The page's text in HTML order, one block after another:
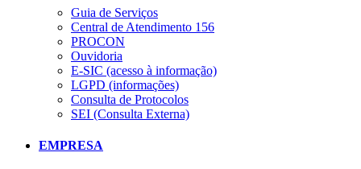
Guia de Serviços
Central de Atendimento 156
PROCON
Ouvidoria
E-SIC (acesso à informação)
LGPD (informações)
Consulta de Protocolos
SEI (Consulta Externa)
EMPRESA